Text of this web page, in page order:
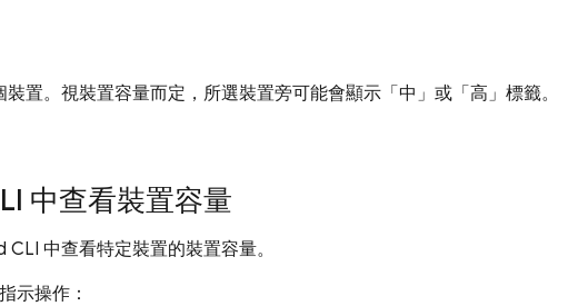
置。視裝置容量而定，所選裝置旁可能會顯示「中」 或「高」 標籤。
中查看裝置容量
中查看特定裝置的裝置容量。
示操作：